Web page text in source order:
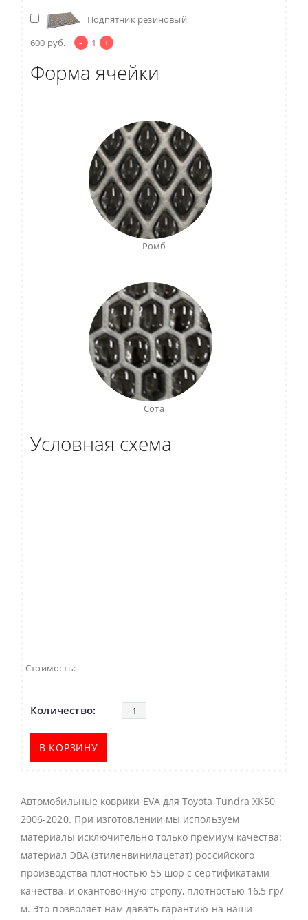
Подпятник резиновый
600 руб. - 1 +
Форма ячейки
Ромб
Сота
Условная схема
Стоимость:
В КОРЗИНУ
Автомобильные коврики EVA для Toyota Tundra XK50
2006-2020. При изготовлении мы используем
материалы исключительно только премиум качества:
материал ЭВА (этиленвинилацетат) российского
производства плотностью 55 шор с сертификатами
качества, и окантовочную стропу, плотностью 16,5 гр/
м. Это позволяет нам давать гарантию на наши